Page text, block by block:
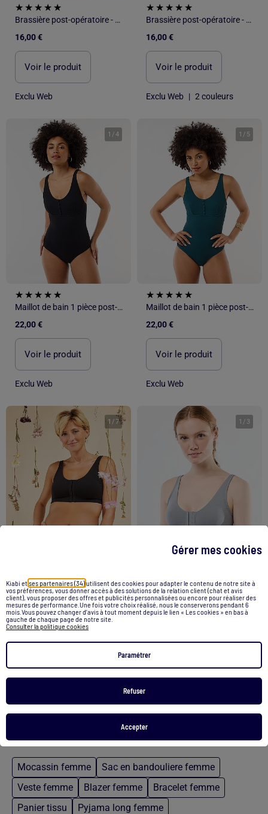
Gérer mes cookies
Kiabi etses partenaires (34)utilisent des cookies pour adapter le contenu de notre site à
vos préférences, vous donner accès à des solutions de la relation client (chat et avis
client), vous proposer des offres et publicités personnalisées ou encore pour réaliser des
mesures de performance.Une fois votre choix réalisé, nous le conserverons pendant 6
mois.Vous pouvez changer d’avis à tout moment depuis le lien « Les cookies » en bas à
gauche de chaque page de notre site.
Consulter la politique cookies
Paramétrer
Refuser
Accepter
Brassière post-opératoire - Octobre Rose
16,00 €
Voir le produit
Exclu Web
Brassière post-opératoire - Octobre Rose
16,00 €
Voir le produit
Exclu Web | 2 couleurs
1 /4
Maillot de bain 1 pièce post-opératoire
22,00 €
Voir le produit
Exclu Web
1 / 5
Maillot de bain 1 pièce post-opératoire
22,00 €
Voir le produit
Exclu Web
1 /7
Brassière post-opératoire - Octobre Rose
16,00 €
Voir le produit
Exclu Web
1 / 3
Brassière post-opératoire - Octobre Rose
16,00 €
Voir le produit
Exclu Web
Recommandations
Mocassin femme
Sac en bandouliere femme
Veste femme
Blazer femme
Bracelet femme
Panier tissu
Pyjama long femme